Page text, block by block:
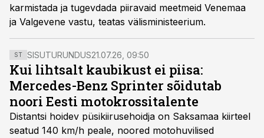
karmistada ja tugevdada piiravaid meetmeid Venemaa
ja Valgevene vastu, teatas välisministeerium.
ST SISUTURUNDUS21.07.26, 09:50
Kui lihtsalt kaubikust ei piisa:
Mercedes-Benz Sprinter sõidutab
noori Eesti motokrossitalente
Distantsi hoidev püsikiirusehoidja on Saksamaa kiirteel
seatud 140 km/h peale, noored motohuvilised